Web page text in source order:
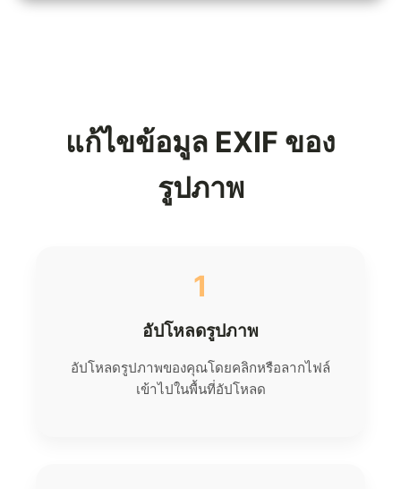
แก้ไขข้อมูล EXIF ของ
รูปภาพ
1
อัปโหลดรูปภาพ
อัปโหลดรูปภาพของคุณโดยคลิกหรือลากไฟล์
เข้าไปในพื้นที่อัปโหลด